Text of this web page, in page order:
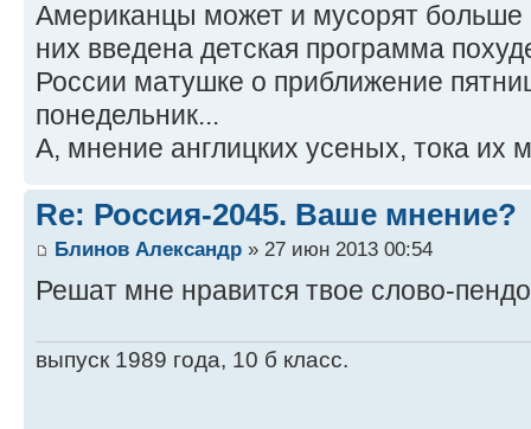
Американцы может и мусорят больше
них введена детская программа
России матушке о приближение
понедельник...
А, мнение англицких усеных, тока их
Re: Россия-2045. Ваше мнение?
Блинов Александр » 27 июн 2013 00:54
Решат мне нравится твое слово-
выпуск 1989 года, 10 б класс.